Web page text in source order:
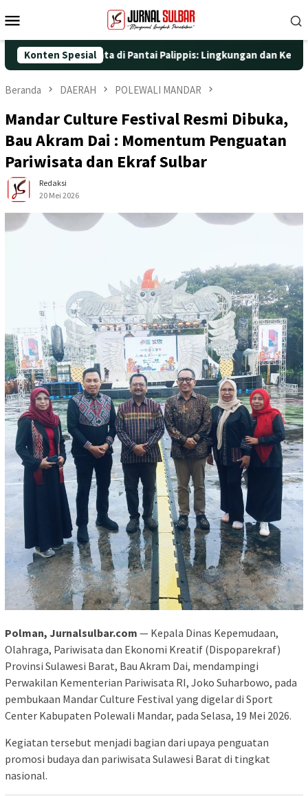
ke
Mobile
Konten Spesial
Aksi Nyata di Pantai Palippis: Lingkungan dan Kesehatan Jadi
Beranda DAERAH POLEWALI MANDAR
Mandar Culture Festival Resmi Dibuka,
Bau Akram Dai : Momentum Penguatan
Pariwisata dan Ekraf Sulbar
Redaksi
20 Mei 2026
Polman, Jurnalsulbar.com — Kepala Dinas Kepemudaan,
Olahraga, Pariwisata dan Ekonomi Kreatif (Dispoparekraf)
Provinsi Sulawesi Barat, Bau Akram Dai, mendampingi
Perwakilan Kementerian Pariwisata RI, Joko Suharbowo, pada
pembukaan Mandar Culture Festival yang digelar di Sport
Center Kabupaten Polewali Mandar, pada Selasa, 19 Mei 2026.
Kegiatan tersebut menjadi bagian dari upaya penguatan
promosi budaya dan pariwisata Sulawesi Barat di tingkat
nasional.